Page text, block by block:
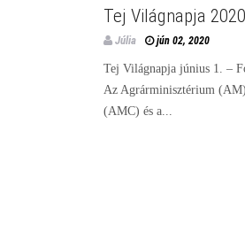
Tej Világnapja 2020
Júlia jún 02, 2020
Tej Világnapja június 1. –
Az Agrárminisztérium
(AMC) és a...